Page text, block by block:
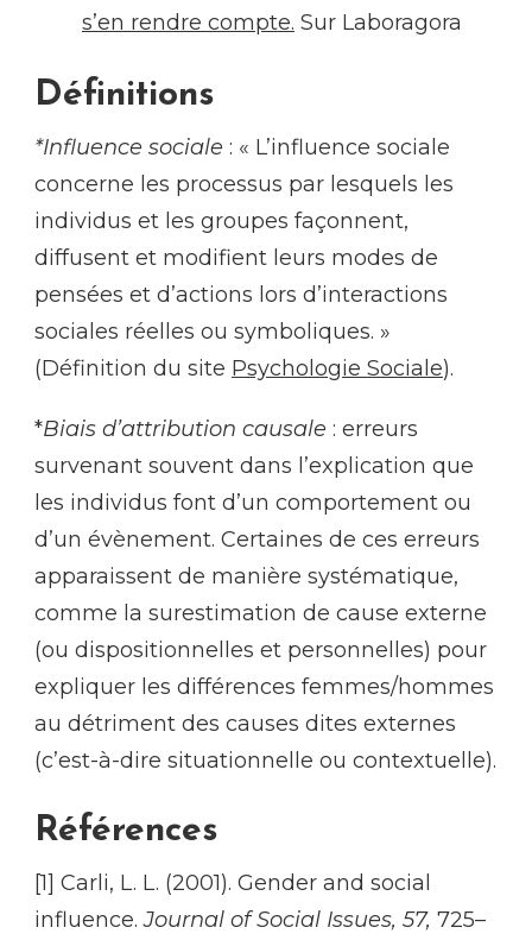
s’en rendre compte. Sur Laboragora
Définitions
*Influence sociale : « L’influence sociale
concerne les processus par lesquels les
individus et les groupes façonnent,
diffusent et modifient leurs modes de
pensées et d’actions lors d’interactions
sociales réelles ou symboliques. »
(Définition du site Psychologie Sociale).
*Biais d’attribution causale : erreurs
survenant souvent dans l’explication que
les individus font d’un comportement ou
d’un évènement. Certaines de ces erreurs
apparaissent de manière systématique,
comme la surestimation de cause externe
(ou dispositionnelles et personnelles) pour
expliquer les différences femmes/hommes
au détriment des causes dites externes
(c’est-à-dire situationnelle ou contextuelle).
Références
[1] Carli, L. L. (2001). Gender and social
influence.Journal of Social Issues, 57, 725–